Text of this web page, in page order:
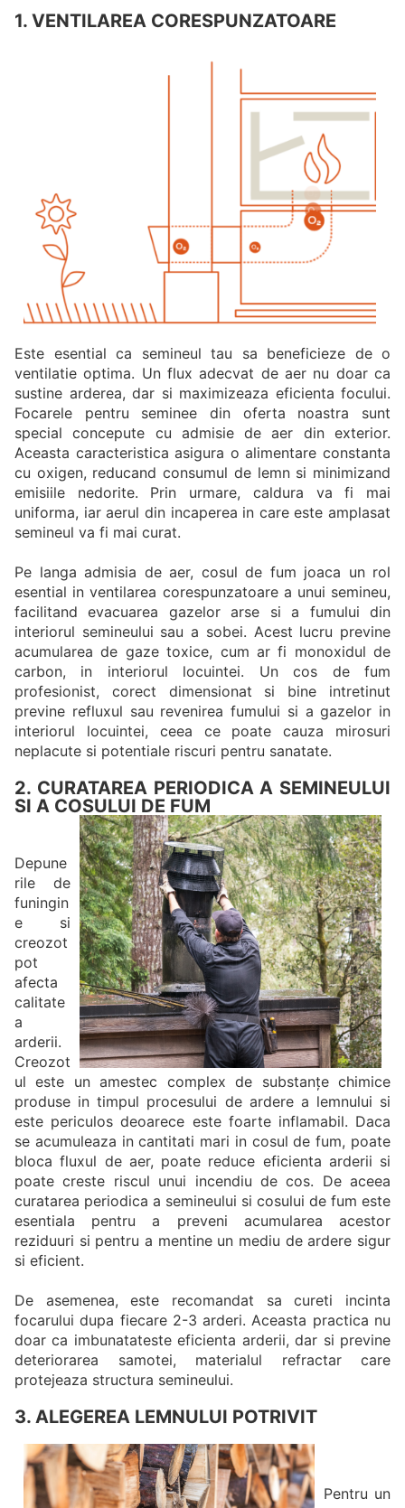
1. VENTILAREA CORESPUNZATOARE
Este esential ca semineul tau sa beneficieze de o
ventilatie optima. Un flux adecvat de aer nu doar ca
sustine arderea, dar si maximizeaza eficienta focului.
Focarele pentru seminee din oferta noastra sunt
special concepute cu admisie de aer din exterior.
Aceasta caracteristica asigura o alimentare constanta
cu oxigen, reducand consumul de lemn si minimizand
emisiile nedorite. Prin urmare, caldura va fi mai
uniforma, iar aerul din incaperea in care este amplasat
semineul va fi mai curat.
Pe langa admisia de aer, cosul de fum joaca un rol
esential in ventilarea corespunzatoare a unui semineu,
facilitand evacuarea gazelor arse si a fumului din
interiorul semineului sau a sobei. Acest lucru previne
acumularea de gaze toxice, cum ar fi monoxidul de
carbon, in interiorul locuintei. Un cos de fum
profesionist, corect dimensionat si bine intretinut
previne refluxul sau revenirea fumului si a gazelor in
interiorul locuintei, ceea ce poate cauza mirosuri
neplacute si potentiale riscuri pentru sanatate.
2. CURATAREA PERIODICA A SEMINEULUI
SI A COSULUI DE FUM
Depune
rile de
funingin
e si
creozot
pot
afecta
calitate
a
arderii.
Creozot
ul este un amestec complex de substanțe chimice
produse in timpul procesului de ardere a lemnului si
este periculos deoarece este foarte inflamabil. Daca
se acumuleaza in cantitati mari in cosul de fum, poate
bloca fluxul de aer, poate reduce eficienta arderii si
poate creste riscul unui incendiu de cos. De aceea
curatarea periodica a semineului si cosului de fum este
esentiala pentru a preveni acumularea acestor
reziduuri si pentru a mentine un mediu de ardere sigur
si eficient.
De asemenea, este recomandat sa cureti incinta
focarului dupa fiecare 2-3 arderi. Aceasta practica nu
doar ca imbunatateste eficienta arderii, dar si previne
deteriorarea samotei, materialul refractar care
protejeaza structura semineului.
3. ALEGEREA LEMNULUI POTRIVIT
Pentru un